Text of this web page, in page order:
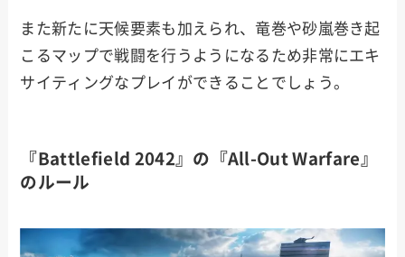
また新たに天候要素も加えられ、竜巻や砂嵐巻き起
こるマップで戦闘を行うようになるため非常にエキ
サイティングなプレイができることでしょう。
『Battlefield 2042』の『All-Out Warfare』
のルール